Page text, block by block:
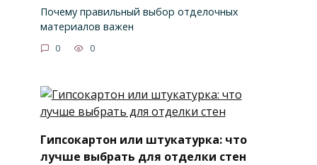
Почему правильный выбор отделочных
материалов важен
0 0
Гипсокартон или штукатурка: что
лучше выбрать для отделки стен